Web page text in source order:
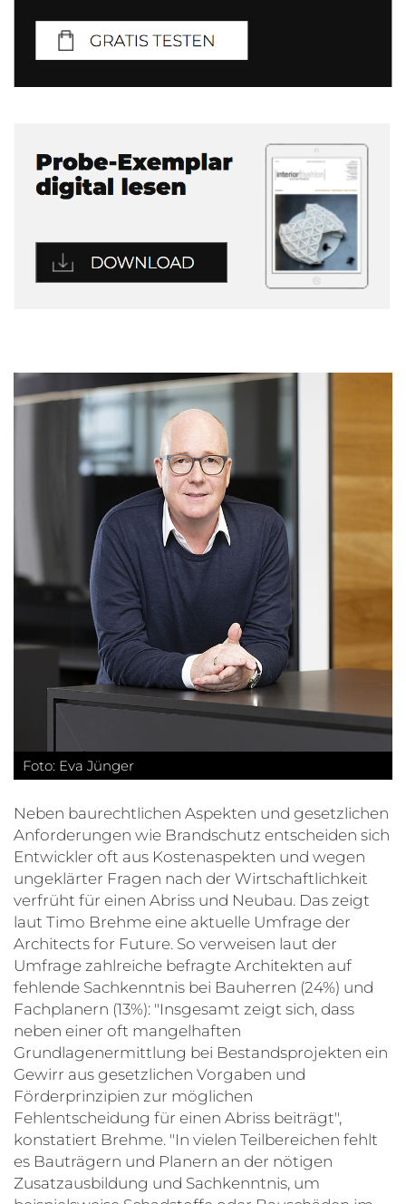
Foto: Eva Jünger
Neben baurechtlichen Aspekten und gesetzlichen
Anforderungen wie Brandschutz entscheiden sich
Entwickler oft aus Kostenaspekten und wegen
ungeklärter Fragen nach der Wirtschaftlichkeit
verfrüht für einen Abriss und Neubau. Das zeigt
laut Timo Brehme eine aktuelle Umfrage der
Architects for Future. So verweisen laut der
Umfrage zahlreiche befragte Architekten auf
fehlende Sachkenntnis bei Bauherren (24%) und
Fachplanern (13%): "Insgesamt zeigt sich, dass
neben einer oft mangelhaften
Grundlagenermittlung bei Bestandsprojekten ein
Gewirr aus gesetzlichen Vorgaben und
Förderprinzipien zur möglichen
Fehlentscheidung für einen Abriss beiträgt",
konstatiert Brehme. "In vielen Teilbereichen fehlt
es Bauträgern und Planern an der nötigen
Zusatzausbildung und Sachkenntnis, um